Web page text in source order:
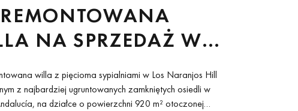
NA SPRZEDAŻ W
ANDALUCÍA,
willa z pięcioma sypialniami w Los Naranjos Hill
z najbardziej ugruntowanych zamkniętych osiedli w
na działce o powierzchni 920 m² otoczonej